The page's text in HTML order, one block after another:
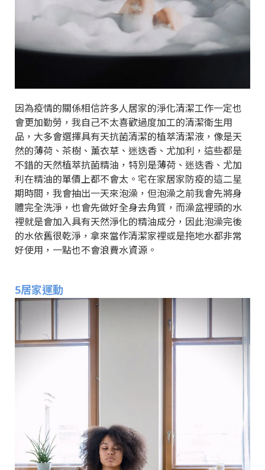
因為疫情的關係相信許多人居家的淨化清潔工作一定也
會更加勤勞，我自己不太喜歡過度加工的清潔衛生用
品，大多會選擇具有天抗菌清潔的植萃清潔液，像是天
然的薄荷、茶樹、薰衣草、迷迭香、尤加利，這些都是
不錯的天然植萃抗菌精油，特別是薄荷、迷迭香、尤加
利在精油的單價上都不會太。宅在家居家防疫的這二星
期時間，我會抽出一天來泡澡，但泡澡之前我會先將身
體完全洗淨，也會先做好全身去角質，而澡盆裡頭的水
裡就是會加入具有天然淨化的精油成分，因此泡澡完後
的水依舊很乾淨，拿來當作清潔家裡或是拖地水都非常
好使用，一點也不會浪費水資源。
5居家運動